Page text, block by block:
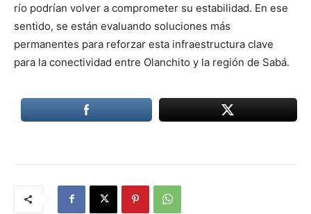
río podrían volver a comprometer su estabilidad. En ese
sentido, se están evaluando soluciones más
permanentes para reforzar esta infraestructura clave
para la conectividad entre Olanchito y la región de Sabá.